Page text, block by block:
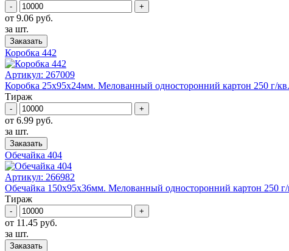
- +
от 9.06 руб.
за шт.
Заказать
Коробка 442
Артикул: 267009
Коробка 25x95х24мм. Mелованный односторонний картон 250 г/
Тираж
- +
от 6.99 руб.
за шт.
Заказать
Обечайка 404
Артикул: 266982
Обечайка 150x95х36мм. Mелованный односторонний картон 250
Тираж
- +
от 11.45 руб.
за шт.
Заказать